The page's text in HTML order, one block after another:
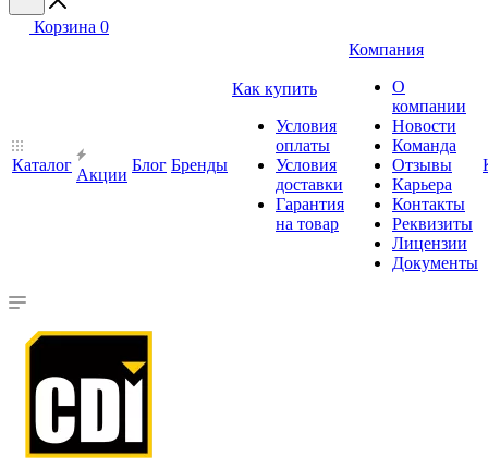
Корзина 0
Каталог
Акции
Блог Бренды
Как купить
Условия
оплаты
Условия
доставки
Гарантия
на товар
Компания
О
компании
Новости
Команда
Отзывы
Карьера
Контакты
Реквизиты
Лицензии
Документы